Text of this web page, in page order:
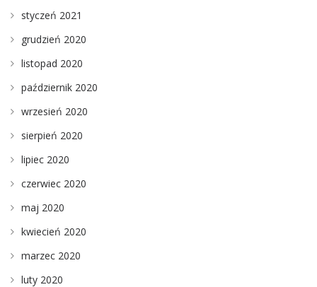
styczeń 2021
grudzień 2020
listopad 2020
październik 2020
wrzesień 2020
sierpień 2020
lipiec 2020
czerwiec 2020
maj 2020
kwiecień 2020
marzec 2020
luty 2020